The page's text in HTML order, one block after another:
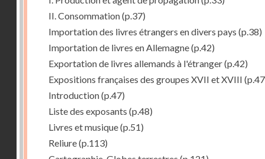
II. Consommation(p.37)
Importation des livres étrangers en divers pays (p.38)
Importation de livres en Allemagne(p.42)
Exportation de livres allemands à l'étranger(p.42)
Expositions françaises des groupes XVII et XVIII
Introduction(p.47)
Liste des exposants (p.48)
Livres et musique(p.51)
Reliure(p.113)